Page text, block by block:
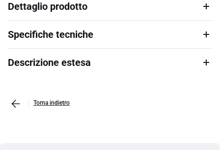
Dettaglio prodotto
Specifiche tecniche
Descrizione estesa
Torna indietro